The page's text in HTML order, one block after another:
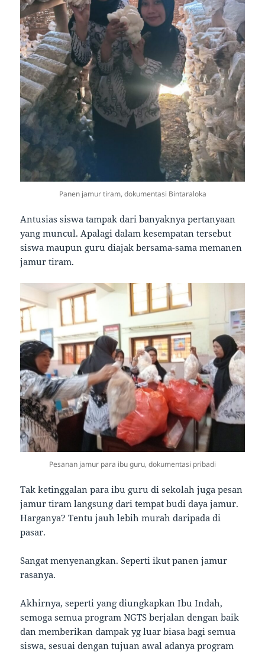
Panen jamur tiram, dokumentasi Bintaraloka
Antusias siswa tampak dari banyaknya pertanyaan
yang muncul. Apalagi dalam kesempatan tersebut
siswa maupun guru diajak bersama-sama memanen
jamur tiram.
Pesanan jamur para ibu guru, dokumentasi pribadi
Tak ketinggalan para ibu guru di sekolah juga pesan
jamur tiram langsung dari tempat budi daya jamur.
Harganya? Tentu jauh lebih murah daripada di
pasar.
Sangat menyenangkan. Seperti ikut panen jamur
rasanya.
Akhirnya, seperti yang diungkapkan Ibu Indah,
semoga semua program NGTS berjalan dengan baik
dan memberikan dampak yg luar biasa bagi semua
siswa, sesuai dengan tujuan awal adanya program